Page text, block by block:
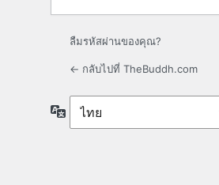
ลืมรหัสผ่านของคุณ?
← กลับไปที่ TheBuddh.com
ภาษา